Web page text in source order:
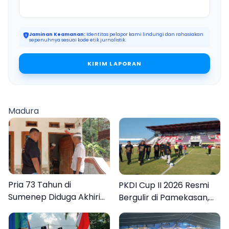
Jaminan Keamanan: Identitas pelapor kami lindungi dan rahasiakan
sepenuhnya sesuai kode etik jurnalistik.
KIRIM LAPORAN
Madura
Pria 73 Tahun di
Sumenep Diduga Akhiri
PKDI Cup II 2026 Resmi
Bergulir di Pamekasan,
Desa se-Madura Rebut
Tiket ke Tingkat Nasional